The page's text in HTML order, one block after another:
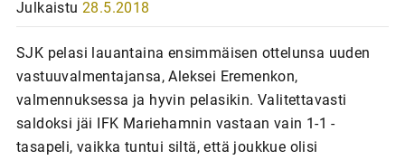
Julkaistu 28.5.2018
SJK pelasi lauantaina ensimmäisen ottelunsa uuden
vastuuvalmentajansa, Aleksei Eremenkon,
valmennuksessa ja hyvin pelasikin. Valitettavasti
saldoksi jäi IFK Mariehamnin vastaan vain 1-1 -
tasapeli, vaikka tuntui siltä, että joukkue olisi